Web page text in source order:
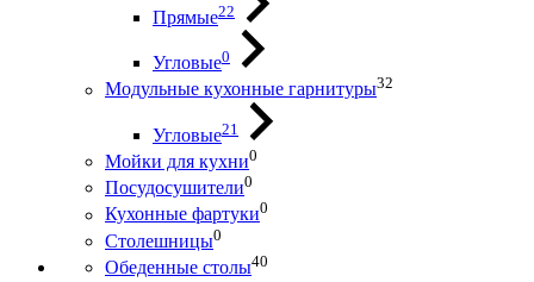
Прямые22
Угловые0
Модульные кухонные гарнитуры32
Угловые21
Мойки для кухни0
Посудосушители0
Кухонные фартуки0
Столешницы0
Обеденные столы40